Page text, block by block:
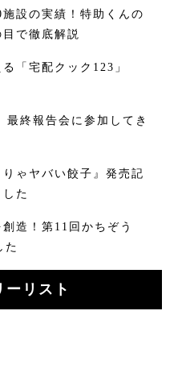
設の実績！特助くんの
で徹底解説
「宅配クック123」
終報告会に参加してき
ゃヤバい餃子』発売記
た
造！第11回かちぞう
た
ーリスト